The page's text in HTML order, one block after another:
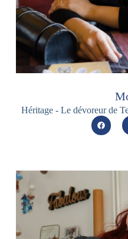
Héritage - Le dévoreur de